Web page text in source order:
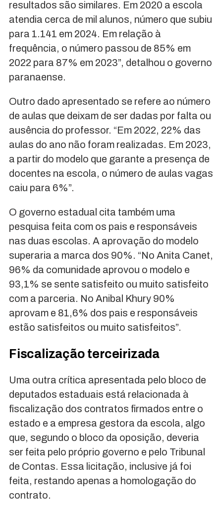
resultados são similares. Em 2020 a escola
atendia cerca de mil alunos, número que subiu
para 1.141 em 2024. Em relação à
frequência, o número passou de 85% em
2022 para 87% em 2023”, detalhou o governo
paranaense.
Outro dado apresentado se refere ao número
de aulas que deixam de ser dadas por falta ou
ausência do professor. “Em 2022, 22% das
aulas do ano não foram realizadas. Em 2023,
a partir do modelo que garante a presença de
docentes na escola, o número de aulas vagas
caiu para 6%”.
O governo estadual cita também uma
pesquisa feita com os pais e responsáveis
nas duas escolas. A aprovação do modelo
superaria a marca dos 90%. “No Anita Canet,
96% da comunidade aprovou o modelo e
93,1% se sente satisfeito ou muito satisfeito
com a parceria. No Anibal Khury 90%
aprovam e 81,6% dos pais e responsáveis
estão satisfeitos ou muito satisfeitos”.
Fiscalização terceirizada
Uma outra crítica apresentada pelo bloco de
deputados estaduais está relacionada à
fiscalização dos contratos firmados entre o
estado e a empresa gestora da escola, algo
que, segundo o bloco da oposição, deveria
ser feita pelo próprio governo e pelo Tribunal
de Contas. Essa licitação, inclusive já foi
feita, restando apenas a homologação do
contrato.